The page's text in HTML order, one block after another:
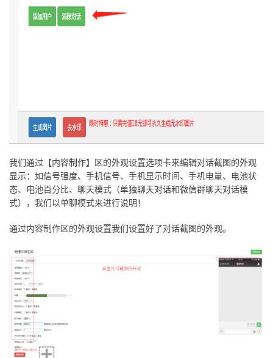
我们通过【内容制作】区的外观设置选项卡来编辑对话截图的外观
显示：如信号强度、手机信号、手机显示时间、手机电量、电池状
态、电池百分比、聊天模式（单独聊天对话和微信群聊天对话模
式），我们以单聊模式来进行说明！
通过内容制作区的外观设置我们设置好了对话截图的外观。